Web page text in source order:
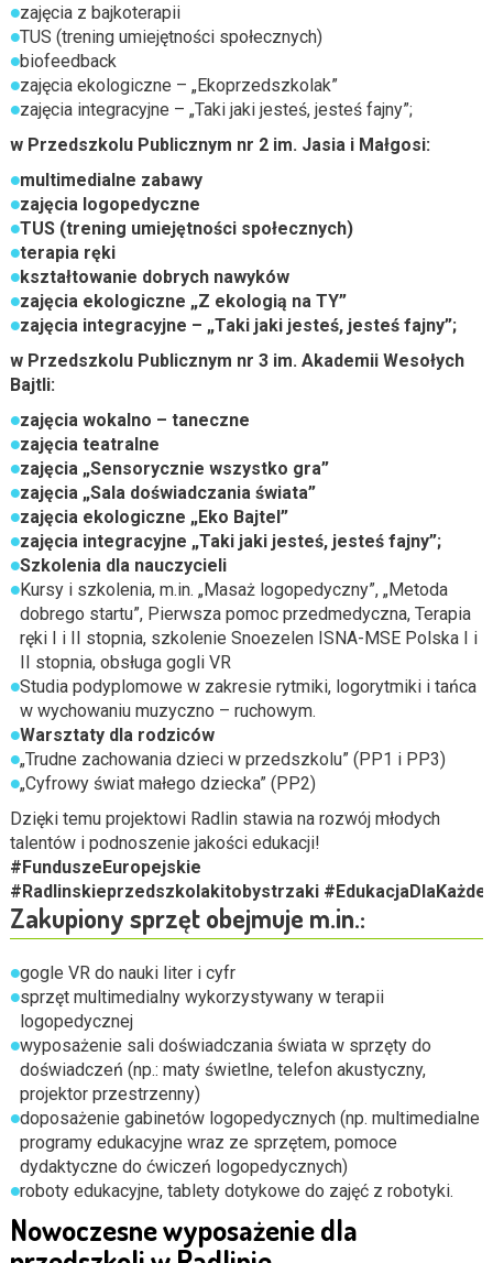
zajęcia z bajkoterapii
TUS (trening umiejętności społecznych)
biofeedback
zajęcia ekologiczne – „Ekoprzedszkolak”
zajęcia integracyjne – „Taki jaki jesteś, jesteś fajny”;
w Przedszkolu Publicznym nr 2 im. Jasia i Małgosi:
multimedialne zabawy
zajęcia logopedyczne
TUS (trening umiejętności społecznych)
terapia ręki
kształtowanie dobrych nawyków
zajęcia ekologiczne „Z ekologią na TY”
zajęcia integracyjne – „Taki jaki jesteś, jesteś fajny”;
w Przedszkolu Publicznym nr 3 im. Akademii Wesołych
Bajtli:
zajęcia wokalno – taneczne
zajęcia teatralne
zajęcia „Sensorycznie wszystko gra”
zajęcia „Sala doświadczania świata”
zajęcia ekologiczne „Eko Bajtel”
zajęcia integracyjne „Taki jaki jesteś, jesteś fajny”;
Szkolenia dla nauczycieli
Kursy i szkolenia, m.in. „Masaż logopedyczny”, „Metoda
dobrego startu”, Pierwsza pomoc przedmedyczna, Terapia
ręki I i II stopnia, szkolenie Snoezelen ISNA-MSE Polska I i
II stopnia, obsługa gogli VR
Studia podyplomowe w zakresie rytmiki, logorytmiki i tańca
w wychowaniu muzyczno – ruchowym.
Warsztaty dla rodziców
„Trudne zachowania dzieci w przedszkolu” (PP1 i PP3)
„Cyfrowy świat małego dziecka” (PP2)
Dzięki temu projektowi Radlin stawia na rozwój młodych
talentów i podnoszenie jakości edukacji!
#FunduszeEuropejskie
#Radlinskieprzedszkolakitobystrzaki
Zakupiony sprzęt obejmuje m.in.:
gogle VR do nauki liter i cyfr
sprzęt multimedialny wykorzystywany w terapii
logopedycznej
wyposażenie sali doświadczania świata w sprzęty do
doświadczeń (np.: maty świetlne, telefon akustyczny,
projektor przestrzenny)
doposażenie gabinetów logopedycznych (np. multimedialne
programy edukacyjne wraz ze sprzętem, pomoce
dydaktyczne do ćwiczeń logopedycznych)
roboty edukacyjne, tablety dotykowe do zajęć z robotyki.
Nowoczesne wyposażenie dla